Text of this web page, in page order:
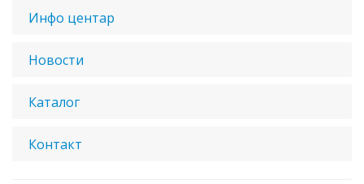
Инфо центар
Новости
Каталог
Контакт